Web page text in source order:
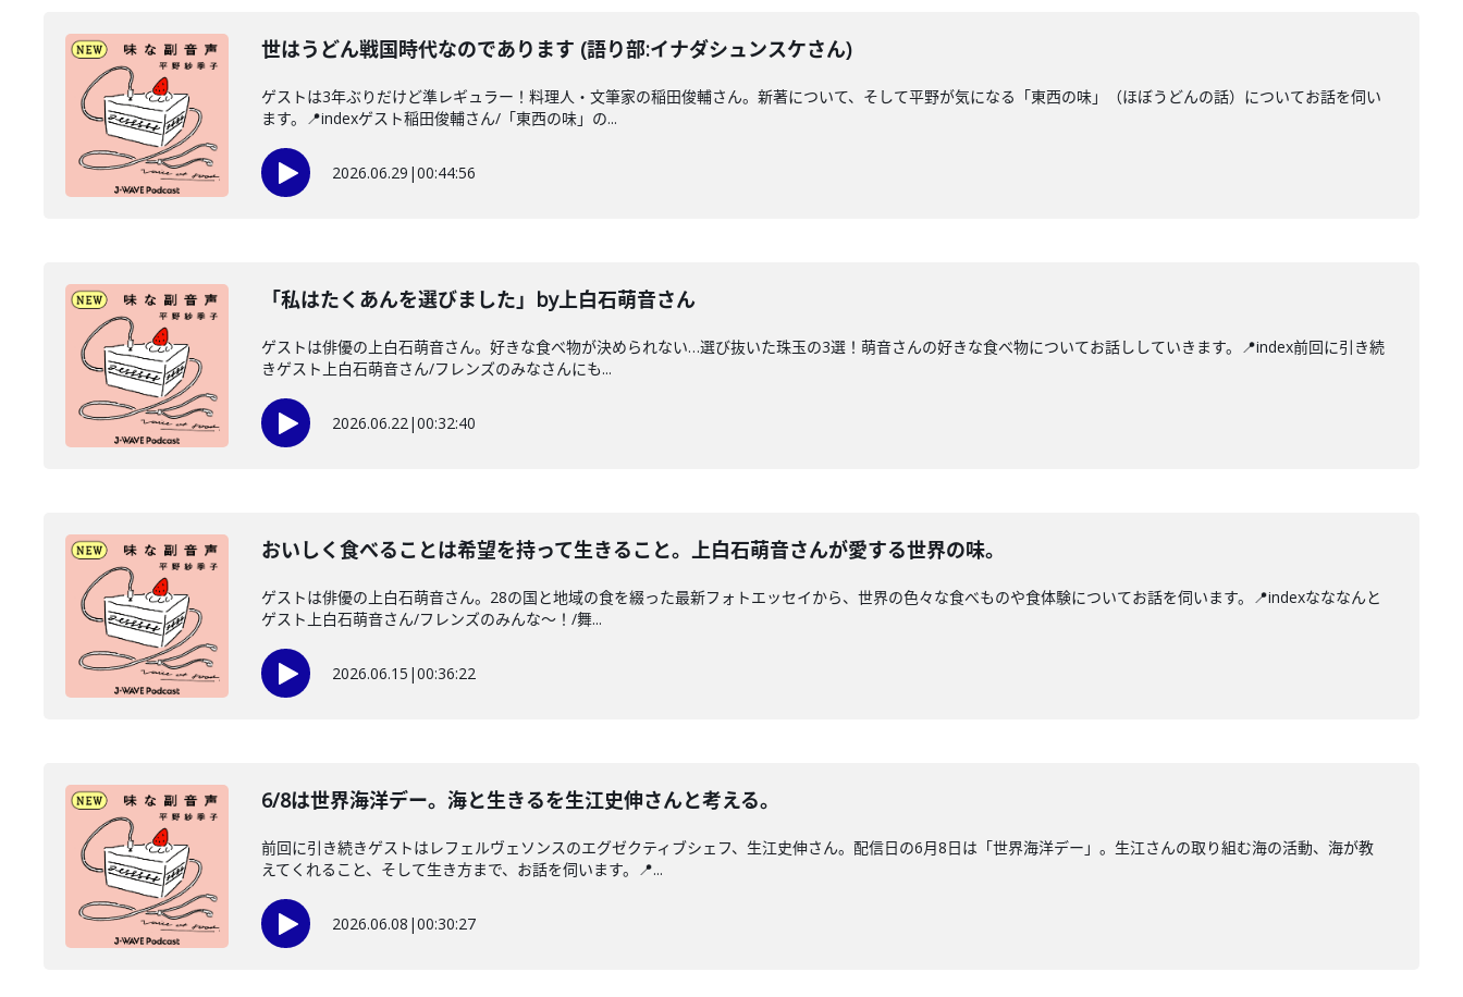
世はうどん戦国時代なのであります (語り部:イナダシュンスケさん)
ゲストは3年ぶりだけど準レギュラー！料理人・文筆家の稲田俊輔さん。新著について、そして平野が気になる「東西の味」（ほぼうどんの話）についてお話を伺い
ます。📍indexゲスト稲田俊輔さん/「東西の味」の...
2026.06.29 |00:44:56
「私はたくあんを選びました」by上白石萌音さん
ゲストは俳優の上白石萌音さん。好きな食べ物が決められない…選び抜いた珠玉の3選！萌音さんの好きな食べ物についてお話ししていきます。📍index前回に引き続
きゲスト上白石萌音さん/フレンズのみなさんにも...
2026.06.22|00:32:40
おいしく食べることは希望を持って生きること。上白石萌音さんが愛する世界の味。
ゲストは俳優の上白石萌音さん。28の国と地域の食を綴った最新フォトエッセイから、世界の色々な食べものや食体験についてお話を伺います。📍indexなななんと
ゲスト上白石萌音さん/フレンズのみんな〜！/舞...
2026.06.15 |00:36:22
6/8は世界海洋デー。海と生きるを生江史伸さんと考える。
前回に引き続きゲストはレフェルヴェソンスのエグゼクティブシェフ、生江史伸さん。配信日の6月8日は「世界海洋デー」。生江さんの取り組む海の活動、海が教
えてくれること、そして生き方まで、お話を伺います。📍...
2026.06.08 |00:30:27